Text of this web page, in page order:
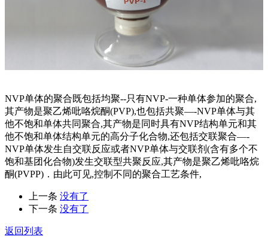
NVP单体的聚合既包括均聚--只有NVP-一种单体参加的聚合,
其产物是聚乙烯吡咯烷酮(PVP),也包括共聚—-NVP单体与其
他不饱和单体共同聚合,其产物是同时具有NVP结构单元和其
他不饱和单体结构单元的高分子化合物,还包括交联聚合—-
NVP单体发生自交联反应或者NVP单体与交联剂(含有多个不
饱和基团化合物)发生交联型共聚反应,其产物是聚乙烯吡咯烷
酮(PVPP)．由此可见,控制不同的聚合工艺条件,
上一条 没有了
下一条 没有了
返回列表